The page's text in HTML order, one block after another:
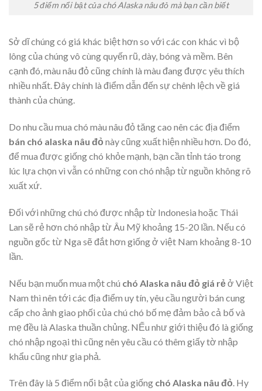
5 điểm nổi bật của chó Alaska nâu đỏ mà bạn cần biết
Sở dĩ chúng có giá khác biệt hơn so với các con khác vì bộ
lông của chúng vô cùng quyến rũ, dày, bóng và mềm. Bên
cạnh đó, màu nâu đỏ cũng chính là màu đang được yêu thích
nhiều nhất. Đây chính là điểm dẫn đến sự chênh lệch về giá
thành của chúng.
Do nhu cầu mua chó màu nâu đỏ tăng cao nên các địa điểm
bán chó alaska nâu đỏ này cũng xuất hiện nhiều hơn. Do đó,
để mua được giống chó khỏe mạnh, bạn cần tỉnh táo trong
lúc lựa chọn vì vẫn có những con chó nhập từ nguồn không rõ
xuất xứ.
Đối với những chú chó được nhập từ Indonesia hoặc Thái
Lan sẽ rẻ hơn chó nhập từ Âu Mỹ khoảng 15-20 lần. Nếu có
nguồn gốc từ Nga sẽ đắt hơn giống ở việt Nam khoảng 8-10
lần.
Nếu bạn muốn mua một chú chó Alaska nâu đỏ giá rẻở Việt
Nam thì nên tới các địa điểm uy tín, yêu cầu người bán cung
cấp cho ảnh giao phối của chú chó bố mẹ đảm bảo cả bố và
mẹ đều là Alaska thuần chủng. NẾu như giới thiệu đó là giống
chó nhập ngoại thì cũng nên yêu cầu có thêm giấy tờ nhập
khẩu cũng như gia phả.
Trên đây là 5 điểm nổi bật của giống chó Alaska nâu đỏ. Hy